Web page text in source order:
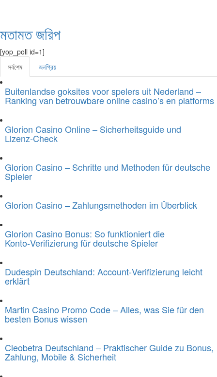
মতামত জরিপ
[yop_poll id=1]
সর্বশেষ
জনপ্রিয়
Buitenlandse goksites voor spelers uit Nederland –
Ranking van betrouwbare online casino’s en platforms
Glorion Casino Online – Sicherheitsguide und
Lizenz‑Check
Glorion Casino – Schritte und Methoden für deutsche
Spieler
Glorion Casino – Zahlungsmethoden im Überblick
Glorion Casino Bonus: So funktioniert die
Konto‑Verifizierung für deutsche Spieler
Dudespin Deutschland: Account‑Verifizierung leicht
erklärt
Martin Casino Promo Code – Alles, was Sie für den
besten Bonus wissen
Cleobetra Deutschland – Praktischer Guide zu Bonus,
Zahlung, Mobile & Sicherheit